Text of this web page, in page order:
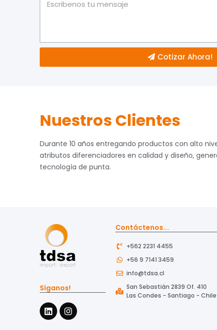
Cotizar Ahora!
Nuestros Clientes
Durante 10 años entregando productos con alto
atributos diferenciadores en calidad y diseño,
tecnología de punta.
Síganos!
Contáctenos...
+562 2231 4455
+56 9 7141 3459
info@tdsa.cl
San Sebastián 2839 Of. 410
Las Condes - Santiago - Chile